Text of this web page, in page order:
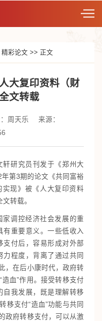
精彩论文>> 正文
大复印资料（财
文转载
周天乐
来源：
研究员刊发于《郑州大
第3期的论文《共同富裕
实现》被《人大复印资料
转载。
调控经济社会发展的重
有重要意义。一些低收入
支付后，容易形成对外部
程度，背离了通过共同
，在后小康时代，政府转
血”作用。接受转移支付
自我发展，既是理解转移
移支付“造血”功能与共同
政府转移支付，可以从激